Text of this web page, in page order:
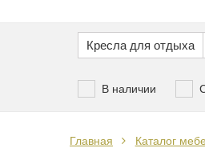
Кресла для отдыха
В наличии
Главная Каталог